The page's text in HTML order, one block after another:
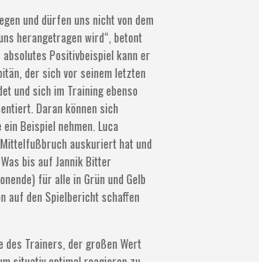
und dürfen uns nicht von dem
herangetragen wird“, betont
Positivbeispiel kann er
der sich vor seinem letzten
und sich im Training ebenso
Daran können sich
Beispiel nehmen. Luca
auskuriert hat und
bis auf Jannik Bitter
für alle in Grün und Gelb
auf den Spielbericht schaffen
des Trainers, der großen Wert